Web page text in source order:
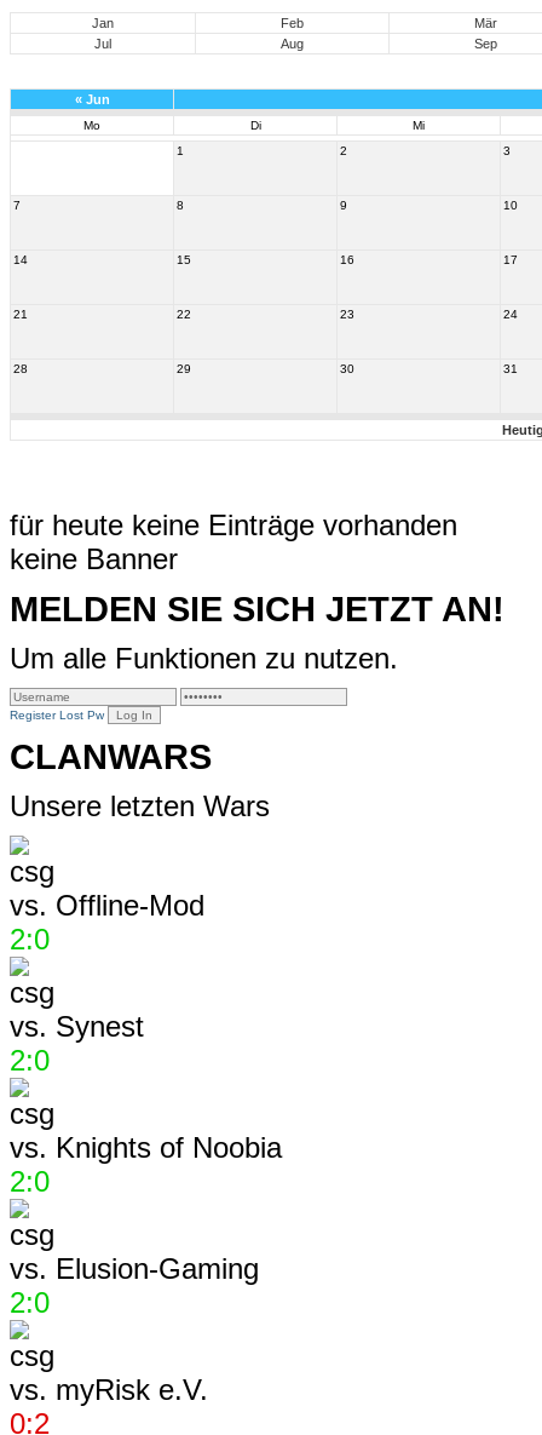
Jan Feb
Mär
Jul
Aug Sep
« Jun
Mo Di
Mi
1
2 3
7 8 9 10
14 15 16 17
21 22 23 24
28 29 30 31
für heute keine Einträge vorhanden
keine Banner
MELDEN SIE SICH JETZT AN!
Um alle Funktionen zu nutzen.
Register Lost Pw
CLANWARS
Unsere letzten Wars
vs. Offline-Mod
2:0
vs. Synest
2:0
vs. Knights of Noobia
2:0
vs. Elusion-Gaming
2:0
vs. myRisk e.V.
0:2